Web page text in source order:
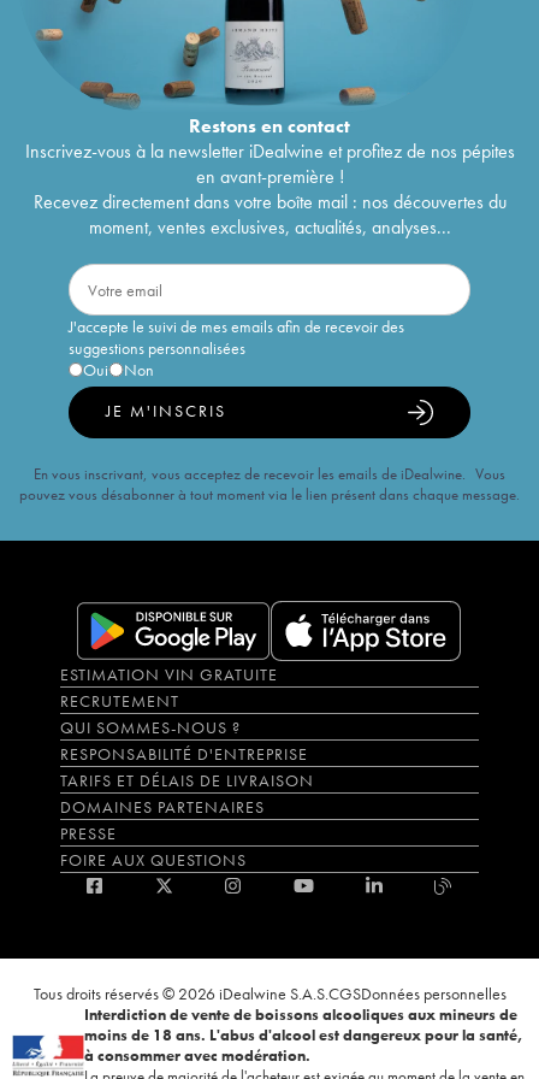
Restons encontact
Inscrivez-vous à la newsletter iDealwine et profitez de nos pépites
en avant-première !
Recevez directement dans votre boîte mail : nos découvertes du
moment, ventes exclusives, actualités, analyses...
J'accepte le suivi de mes emails afin de recevoir des
suggestions personnalisées
Oui
Non
JE M'INSCRIS
En vous inscrivant, vous acceptez de recevoir les emails de iDealwine. Vous
pouvez vous désabonner à tout moment via le lien présent dans chaque message.
ESTIMATION VIN GRATUITE
RECRUTEMENT
QUI SOMMES-NOUS ?
RESPONSABILITÉ D'ENTREPRISE
TARIFS ET DÉLAIS DE LIVRAISON
DOMAINES PARTENAIRES
PRESSE
FOIRE AUX QUESTIONS
Tous droits réservés © 2026 iDealwine S.A.S.CGSDonnées personnelles
Interdiction de vente de boissons alcooliques aux mineurs de
moins de 18 ans. L'abus d'alcool est dangereux pour la santé,
à consommer avec modération.